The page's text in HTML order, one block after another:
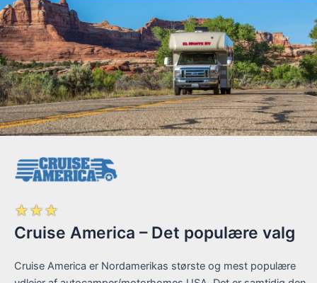
☆☆☆
Cruise America – Det populære valg
Cruise America er Nordamerikas største og mest populære